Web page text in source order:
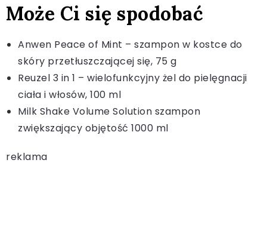
Może Ci się spodobać
Anwen Peace of Mint – szampon w kostce do
skóry przetłuszczającej się, 75 g
Reuzel 3 in 1 – wielofunkcyjny żel do pielęgnacji
ciała i włosów, 100 ml
Milk Shake Volume Solution szampon
zwiększający objętość 1000 ml
reklama